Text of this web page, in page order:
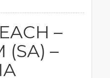
–
(SA) –